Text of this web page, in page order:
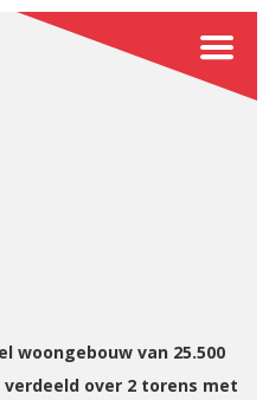
woongebouw van 25.500
over 2 torens met